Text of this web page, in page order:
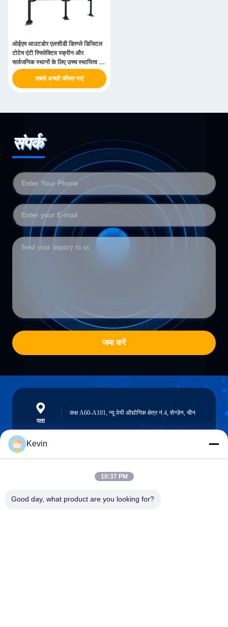
ओईएम आउटडोर एलसीडी डिस्प्ले डिजिटल
टोटेम एंटी रिफ्लेक्टिव स्क्रीन और
सार्वजनिक स्थानों के लिए उच्च स्थायित्व के
साथ
सबसे अच्छी कीमत पाएं
संपर्क
जमा करें
पता
कक्ष A60-A101, न्यू वेयी औद्योगिक क्षेत्र नं.4, शेन्ज़ेन, चीन
info@seethrulcd.com
Kevin
10:37 PM
Good day, what product are you looking for?